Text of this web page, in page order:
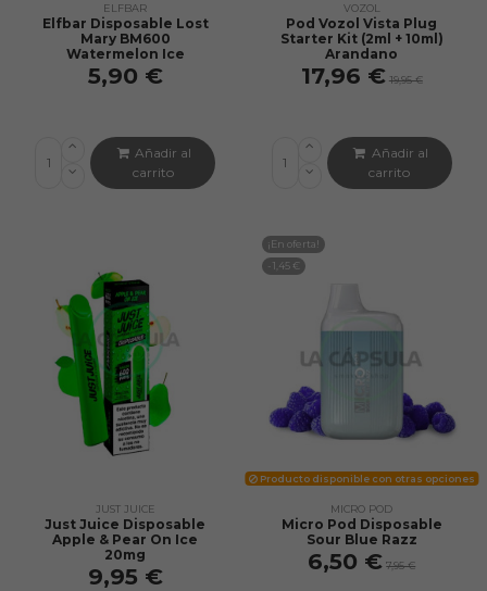
ELFBAR
Elfbar Disposable Lost
Mary BM600
Watermelon Ice
5,90 €
Añadir al
carrito
VOZOL
Pod Vozol Vista Plug
Starter Kit (2ml + 10ml)
Arandano
17,96 € 19,95 €
Añadir al
carrito
JUST JUICE
Just Juice Disposable
Apple & Pear On Ice
20mg
9,95 €
¡En oferta!
-1,45 €
Producto disponible con otras opciones
MICRO POD
Micro Pod Disposable
Sour Blue Razz
6,50 € 7,95 €